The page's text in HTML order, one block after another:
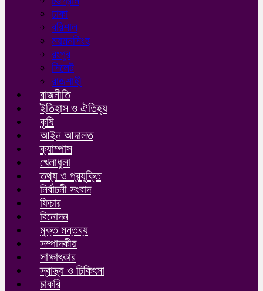
ঢাকা
বরিশাল
ময়মনসিংহ
রংপুর
সিলেট
রাজশাহী
রাজনীতি
ইতিহাস ও ঐতিহ্য
কৃষি
আইন আদালত
ক্যাম্পাস
খেলাধুলা
তথ্য ও প্রযুক্তি
নির্বাচনী সংবাদ
ফিচার
বিনোদন
মুক্ত মন্তব্য
সম্পাদকীয়
সাক্ষাৎকার
স্বাস্থ্য ও চিকিৎসা
চাকরি